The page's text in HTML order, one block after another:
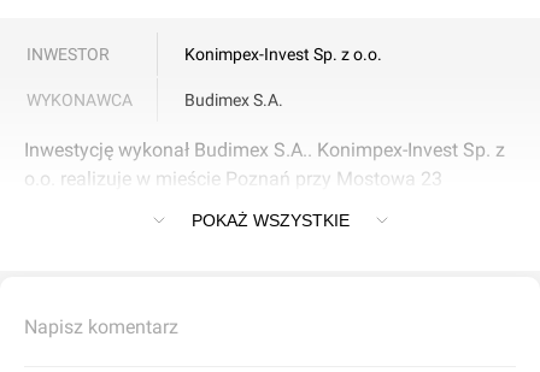
INWESTOR Konimpex-Invest Sp. z o.o.
WYKONAWCA Budimex S.A.
Inwestycję wykonał Budimex S.A.. Konimpex-Invest Sp. z
o.o. realizuje w mieście Poznań przy Mostowa 23
inwestycję [Poznań] Mostowa 23.
POKAŻ WSZYSTKIE
Napisz komentarz